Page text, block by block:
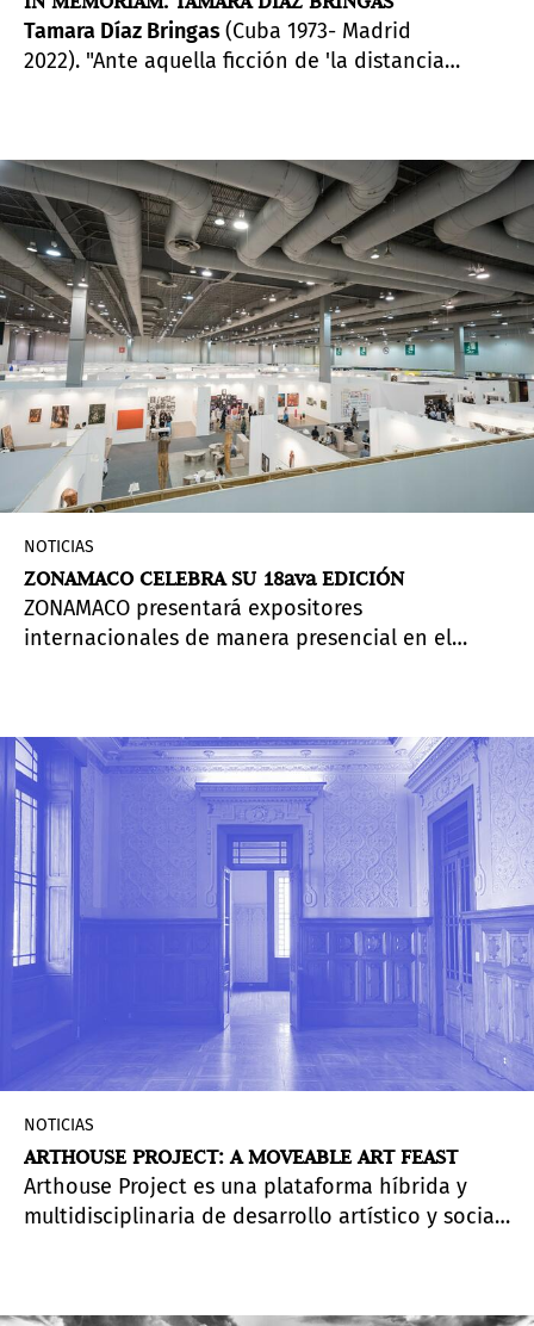
Tamara Díaz Bringas(Cuba 1973- Madrid
2022). "Ante aquella ficción de 'la distancia
producir crítica, escritura o conocimiento. con
otros, junto a ellos, más que sobre ellos. " La
temprana partida de la curadora, investigadora y
escritora cubana-costarricense Tamara Díaz
Bringas ha conmovido el mundo del arte. Su
trabajo, como destacaba Teorética en el
lanzamiento de su libro,Crítica
Próxima,contribuyó "de forma decisiva a la
construcción del campo de debate, local e
internacional, sobre el arte contemporáneo de
la región".
NOTICIAS
ZONAMACO CELEBRA SU 18ava EDICIÓN
ZONAMACO presentará expositores
internacionales de manera presencial en el
cuatro ferias en simultáneo: ZONAMACO MÉXICO
ARTE CONTEMPORÁNEO, ZONAMACO DISEÑO,
ZONAMACO SALÓN y ZONAMACO FOTO.
NOTICIAS
ARTHOUSE PROJECT: A MOVEABLE ART FEAST
Arthouse Project es una plataforma híbrida y
multidisciplinaria de desarrollo artístico y social